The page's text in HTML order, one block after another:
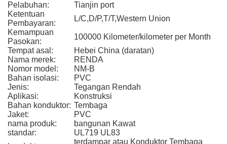
Pelabuhan:
Tianjin port
Ketentuan
Pembayaran:
L/C,D/P,T/T,Western Union
Kemampuan
Pasokan:
100000 Kilometer/kilometer per Month
Tempat asal:
Hebei China (daratan)
Nama merek:
RENDA
Nomor model:
NM-B
Bahan isolasi:
PVC
Jenis:
Tegangan Rendah
Aplikasi:
Konstruksi
Bahan konduktor: Tembaga
Jaket:
PVC
nama produk:
bangunan Kawat
standar:
UL719 UL83
terdampar atau Konduktor Tembaga